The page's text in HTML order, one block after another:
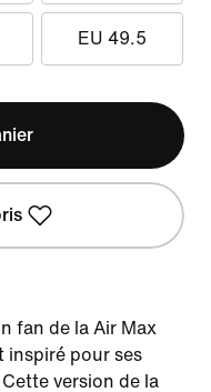
EU 49.5
fan de la Air Max
inspiré pour ses
version de la